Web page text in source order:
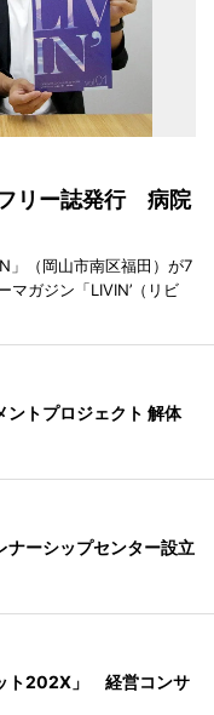
リー誌発行 病院
」（岡山市南区福田）が7
マガジン「LIVIN’（リビ
ントプロジェクト 解体
ナーシップセンター設立
ト202X」 経営コンサ